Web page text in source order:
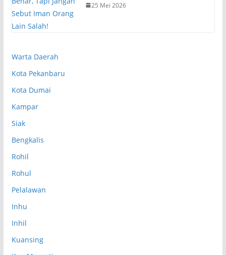
25 Mei 2026
Warta Daerah
Kota Pekanbaru
Kota Dumai
Kampar
Siak
Bengkalis
Rohil
Rohul
Pelalawan
Inhu
Inhil
Kuansing